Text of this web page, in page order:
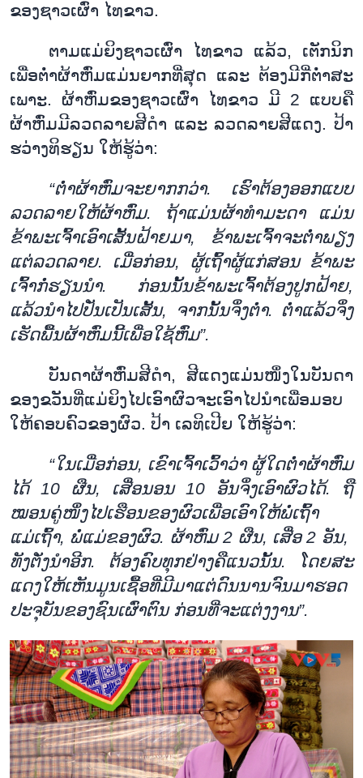
ຂອງຊາວເຜົ່າ ໄທຂາວ.
ຕາມແມ່ຍິງຊາວເຜົ່າ ໄທຂາວ ແລ້ວ, ເຕັກນິກ
ເພື່ອຕ່ຳຜ້າຫົ່ມແມ່ນຍາກທີ່ສຸດ ແລະ ຕ້ອງມີກີ່ຕ່ຳສະ
ເພາະ. ຜ້າຫົ່ມຂອງຊາວ​ເຜົ່າ ໄທຂາວ ມີ 2 ແບບຄື
ຜ້າຫົ່ມມີລວດລາຍສີດຳ ແລະ ລວດລາຍສີແດງ. ປ້າ
ຮວ່າງທິຮຽນ ໃຫ້ຮູ້ວ່າ:
“ຕ່ຳຜ້າຫົ່ມຈະຍາກກວ່າ. ເຮົາຕ້ອງອອກແບບ
ລວດລາຍໃຫ້ຜ້າຫົ່ມ. ຖ້າແມ່ນຜ້າທຳມະດາ ແມ່ນ
ຂ້າພະເຈົ້າເອົາເສັ້ນຝ້າຍມາ, ຂ້າພະເຈົ້າຈະຕ່ຳພຽງ
ແຕ່ລວດລາຍ. ເມື່ອກ່ອນ, ຜູ້ເຖົ້າຜູ້ແກ່ສອນ ຂ້າພະ
ເຈົ້າກໍ່ຮຽນນຳ. ກ່ອນນັ້ນຂ້າພະເຈົ້າຕ້ອງປູກຝ້າຍ,
ແລ້ວນຳໄປປັ່ນເປັນເສັ້ນ​, ຈາກນັ້ນຈຶ່ງຕ່ຳ. ຕ່ຳແລ້ວຈຶ່ງ
ເຮັດພື້ນຜ້າຫົ່ມນີ້ເພື່ອໃຊ້ຫົ່ມ”.
ບັນດາຜ້າຫົ່ມສີດຳ, ສີແດງແມ່ນໜຶ່ງໃນບັນດາ
ຂອງຂວັນທີ່ແມ່ຍິງໄປເອົາຜົວຈະເອົາໄປນຳເພື່ອມອບ
ໃຫ້ຄອບຄົວຂອງຜົວ. ປ້າ ເລທິເປີຍ ໃຫ້ຮູ້ວ່າ:
“ໃນເມື່ອກ່ອນ, ເຂົາເຈົ້າເວົ້າວ່າ ຜູ້ໃດຕ່ຳຜ້າຫົ່ມ
ໄດ້10 ຜືນ, ເສື່ອນອນ10 ອັນຈຶ່ງເອົາຜົວໄດ້. ຖື
ໝອນຄູ່ໜຶ່ງໄປເຮືອນຂອງຜົວເພື່ອເອົາໃຫ້ພໍ່ເຖົ້າ
ແມ່ເຖົ້າ, ພໍ່ແມ່ຂອງຜົວ. ຜ້າຫົ່ມ 2 ຜືນ, ເສື່ອ 2 ອັນ, ​
ທັງຕັ່ງນຳອີກ. ຕ້ອງຄົບທຸກຢ່າງຄືແນວນັ້ນ. ໂດຍສະ
ແດງໃຫ້ເຫັນມູນເຊື້ອທີ່ມີມາແຕ່ດົນນານຈົນມາຮອດ
ປະຈຸບັນຂອງຊົນເຜົ່າຕົນ ກ່ອນທີ່ຈະແຕ່ງງານ”.